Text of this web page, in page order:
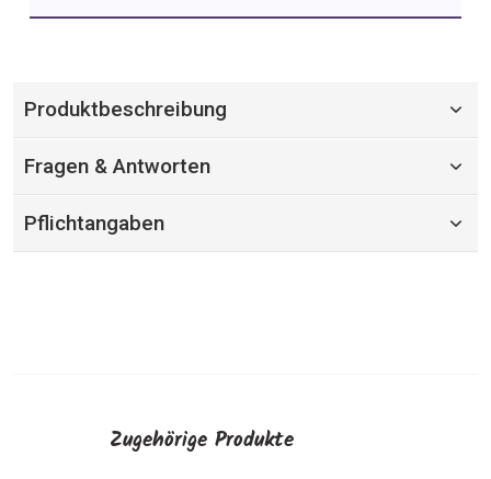
Produktbeschreibung
Fragen & Antworten
Pflichtangaben
Zugehörige Produkte